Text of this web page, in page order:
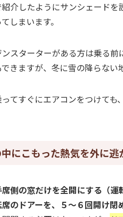
紹介したようにサンシェード
しまいます。
スターターがある方は乗る
できますが、冬に雪の降らない
てすぐにエアコンをつけても
にこもった熱気を外に逃
側の窓だけを全開にする（運
のドアーを、５～６回開け閉